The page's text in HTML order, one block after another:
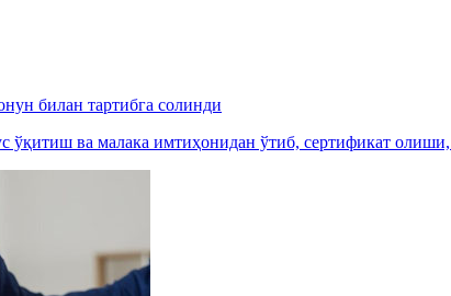
билан тартибга солинди
ўқитиш ва малака имтиҳонидан ўтиб, сертификат